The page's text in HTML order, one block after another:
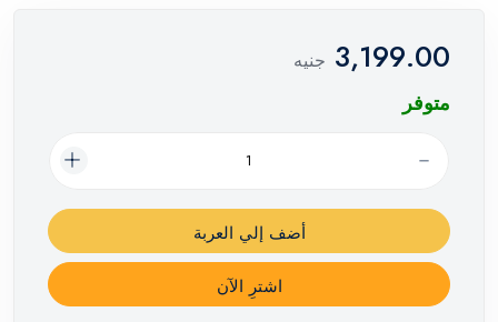
3,199.00 جنيه
متوفر
أضف إلي العربة
اشترِ الآن